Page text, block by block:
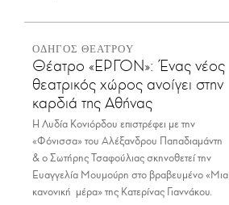
ΟΔΗΓΟΣ ΘΕΑΤΡΟΥ
Θέατρο «ΕΡΓΟΝ»: Ένας νέος
θεατρικός χώρος ανοίγει στην
καρδιά της Αθήνας
Η Λυδία Κονιόρδου επιστρέφει με την
«Φόνισσα» του Αλέξανδρου Παπαδιαμάντη
& ο Σωτήρης Τσαφούλιας σκηνοθετεί την
Ευαγγελία Μουμούρη στο βραβευμένο «Μια
κανονική μέρα» της Κατερίνας Γιαννάκου.